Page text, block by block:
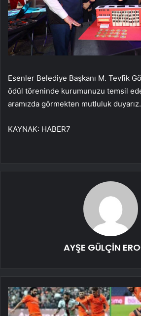
Esenler Belediye Başkanı M. Tevfik
ödül töreninde kurumunuzu temsil
aramızda görmekten mutluluk duyarız.
KAYNAK: HABER7
AYŞE GÜLÇİN